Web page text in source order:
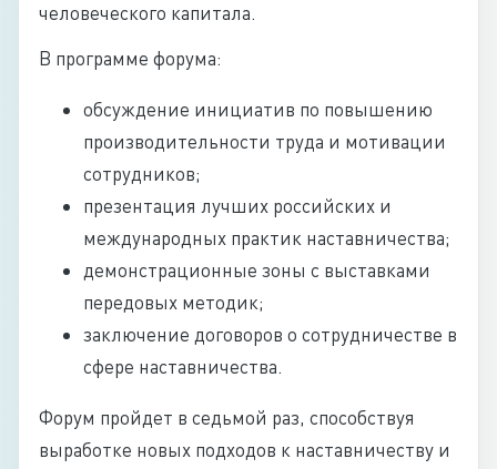
человеческого капитала.
В программе форума:
обсуждение инициатив по повышению
производительности труда и мотивации
сотрудников;
презентация лучших российских и
международных практик наставничества;
демонстрационные зоны с выставками
передовых методик;
заключение договоров о сотрудничестве в
сфере наставничества.
Форум пройдет в седьмой раз, способствуя
выработке новых подходов к наставничеству и